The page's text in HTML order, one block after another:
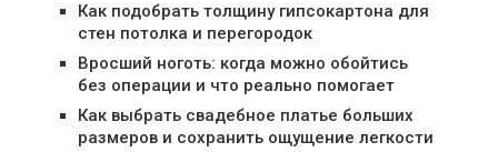
Как подобрать толщину гипсокартона для
стен потолка и перегородок
Вросший ноготь: когда можно обойтись
без операции и что реально помогает
Как выбрать свадебное платье больших
размеров и сохранить ощущение легкости